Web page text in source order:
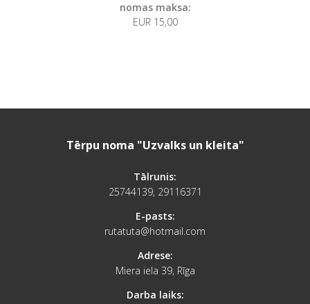
nomas maksa:
EUR 15,00
Tērpu noma "Uzvalks un kleita"
Tālrunis:
25744139, 29116371
E-pasts:
rutatuta@hotmail.com
Adrese:
Miera iela 39, Rīga
Darba laiks: